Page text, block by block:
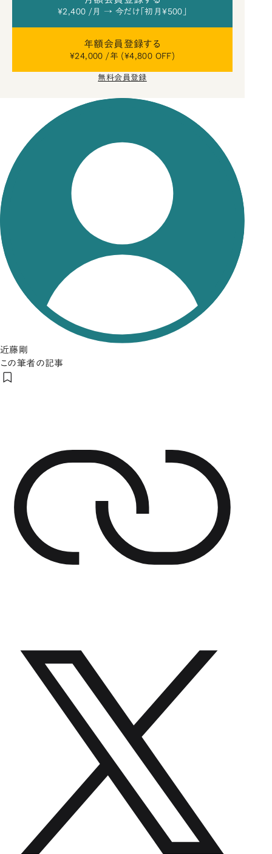
¥2,400 /月 → 今だけ「初月¥500」
年額会員登録する
¥24,000 /年 (¥4,800 OFF)
無料会員登録
近藤剛
この筆者の記事